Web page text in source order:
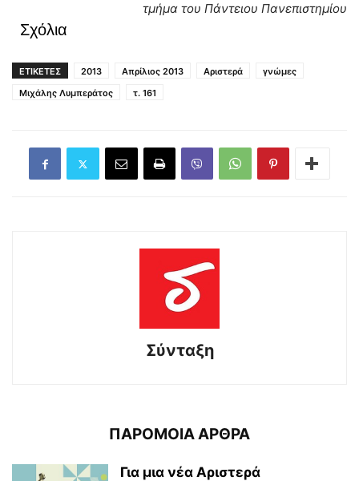
τμήμα του Πάντειου Πανεπιστημίου
Σχόλια
ΕΤΙΚΕΤΕΣ 2013 Απρίλιος 2013 Αριστερά
γνώμες
Μιχάλης Λυμπεράτος
τ. 161
Σύνταξη
ΠΑΡΟΜΟΙΑ ΑΡΘΡΑ
Για μια νέα Αριστερά